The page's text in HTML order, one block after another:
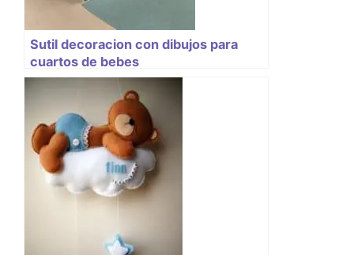
Sutil decoracion con dibujos para
cuartos de bebes